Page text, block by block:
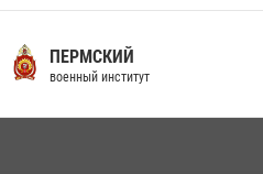
ПЕРМСКИЙ
военный институт